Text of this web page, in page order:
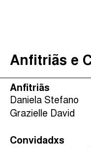
الجباية ببساطة
Impôts et Justice
The Corruption
Unequal India
Anfitriãs e
Anfitriãs
Daniela Stefano
Grazielle David
Convidadxs